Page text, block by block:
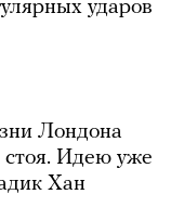
ударов
Лондона
стоя. Идею уже
Хан